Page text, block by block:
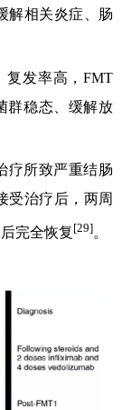
解相关炎症、肠
复发率高，FMT
群稳态、缓解放
疗所致严重结肠
受治疗后，两周
完全恢复 [29]。